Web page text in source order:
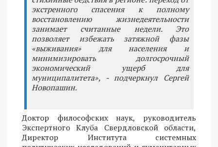
экстренного спасения к полному
восстановлению жизнедеятельности
занимает считанные недели. Это
позволяет избежать затяжной фазы
«выживания» для населения и
минимизировать долгосрочный
экономический ущерб для
муниципалитета», - подчеркнул Сергей
Новопашин.
Доктор философских наук, руководитель
Экспертного Клуба Свердловской области,
Директор Института системных